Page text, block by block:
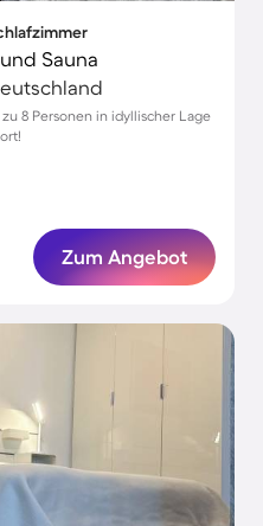
Sauna
8 Personen in idyllischer Lage
Zum Angebot